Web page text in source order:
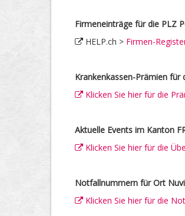
Firmeneinträge für die PLZ
HELP.ch > Firmen-
Krankenkassen-Prämien für
Klicken Sie hier für die
Aktuelle Events im Kanton
Klicken Sie hier für die
Notfallnummern für Ort
Klicken Sie hier für die